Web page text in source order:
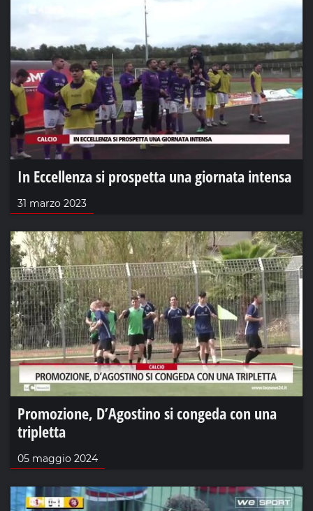
In Eccellenza si prospetta una giornata intensa
31 marzo 2023
Promozione, D’Agostino si congeda con una
tripletta
05 maggio 2024